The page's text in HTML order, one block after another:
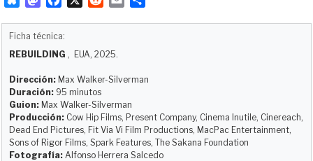
u
s
k
y
o
d
o
n
b
o
o
k
i
t
r
r
Ficha técnica:
REBUILDING , EUA, 2025.
Dirección: Max Walker-Silverman
Duración: 95 minutos
Guion: Max Walker-Silverman
Producción: Cow Hip Films, Present Company, Cinema Inutile, Cinereach,
Dead End Pictures, Fit Via Vi Film Productions, MacPac Entertainment,
Sons of Rigor Films, Spark Features, The Sakana Foundation
Fotografía: Alfonso Herrera Salcedo